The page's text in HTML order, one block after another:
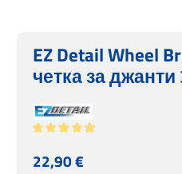
EZ Detail Wheel
четка за
Редовна цена:
22,90 €